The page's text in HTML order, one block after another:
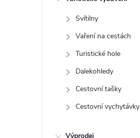
Svítilny
Vaření na cestách
Turistické hole
Dalekohledy
Cestovní tašky
Cestovní vychytávky
Výprodej